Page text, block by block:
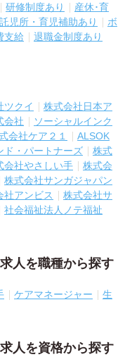
研修制度あり
産休･育
託児所・育児補助あり
ボ
支給 退職金制度あり
ツクイ
株式会社日本ア
会社
ソーシャルインク
会社ケア２１
ALSOK
ド・パートナーズ
株式
会社やさしい手
株式会
株式会社サンガジャパン
社アンビス
株式会社サ
社会福祉法人ノテ福祉
人を職種から探す
ケアマネージャー
生
人を資格から探す